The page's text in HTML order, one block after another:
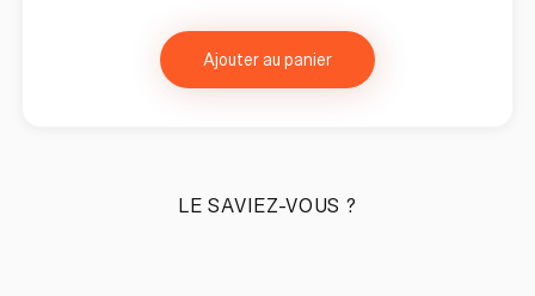
Ajouter au panier
LE SAVIEZ-VOUS ?